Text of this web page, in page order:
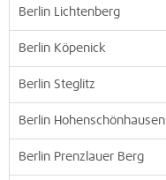
Berlin Lichtenberg
Berlin Köpenick
Berlin Steglitz
Berlin Hohenschönhausen
Berlin Prenzlauer Berg